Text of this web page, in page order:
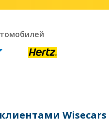
Wisecars